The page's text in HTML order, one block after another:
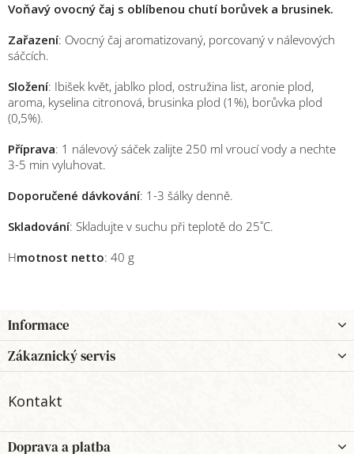
Voňavý ovocný čaj s oblíbenou chutí borůvek a brusinek.
Zařazení: Ovocný čaj aromatizovaný, porcovaný v nálevových
sáčcích.
Složení: Ibišek květ, jablko plod, ostružina list, aronie plod,
aroma, kyselina citronová, brusinka plod (1%), borůvka plod
(0,5%).
Příprava: 1 nálevový sáček zalijte 250 ml vroucí vody a nechte
3-5 min vyluhovat.
Doporučené dávkování: 1-3 šálky denně.
Skladování: Skladujte v suchu při teplotě do 25˚C.
Hmotnost netto: 40 g
á
p
a
Informace
Zákaznický servis
Kontakt
Doprava a platba